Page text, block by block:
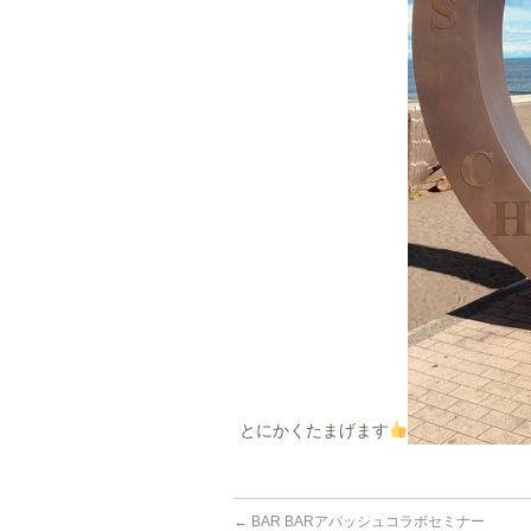
とにかくたまげます
← BAR BARアパッシュコラボセミナー